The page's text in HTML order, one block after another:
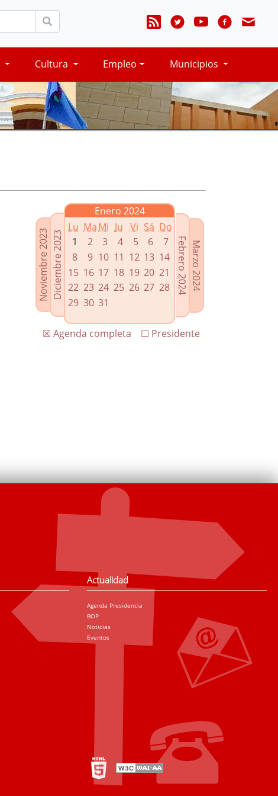
Cultura Empleo Municipios
Noviembre 2023Diciembre 2023
Enero 2024
Lu MaMi Ju Vi Sá Do
1
2 3 4 5 6
7
8
9 10 11 12 13 14
15 16 17 18 19 20 21
22 23 24 25 26 27 28
29 30 31
Marzo 2024
Febrero 2024
☐ Presidente
☒ Agenda completa
Actualidad
Agenda Presidencia
BOP
Noticias
Eventos